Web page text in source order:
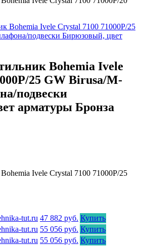
Bohemia Ivele
25 GW Birusa/M-
подвески
арматуры Бронза
Ivele Crystal 7100 71000P/25
tut.ru 47 882 руб. Купить
tut.ru 55 056 руб. Купить
tut.ru 55 056 руб. Купить